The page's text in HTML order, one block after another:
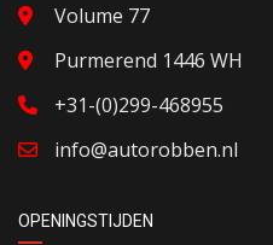
Volume 77
Purmerend 1446 WH
+31-(0)299-468955
info@autorobben.nl
OPENINGSTIJDEN